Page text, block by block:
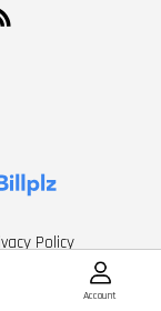
Policy
Account